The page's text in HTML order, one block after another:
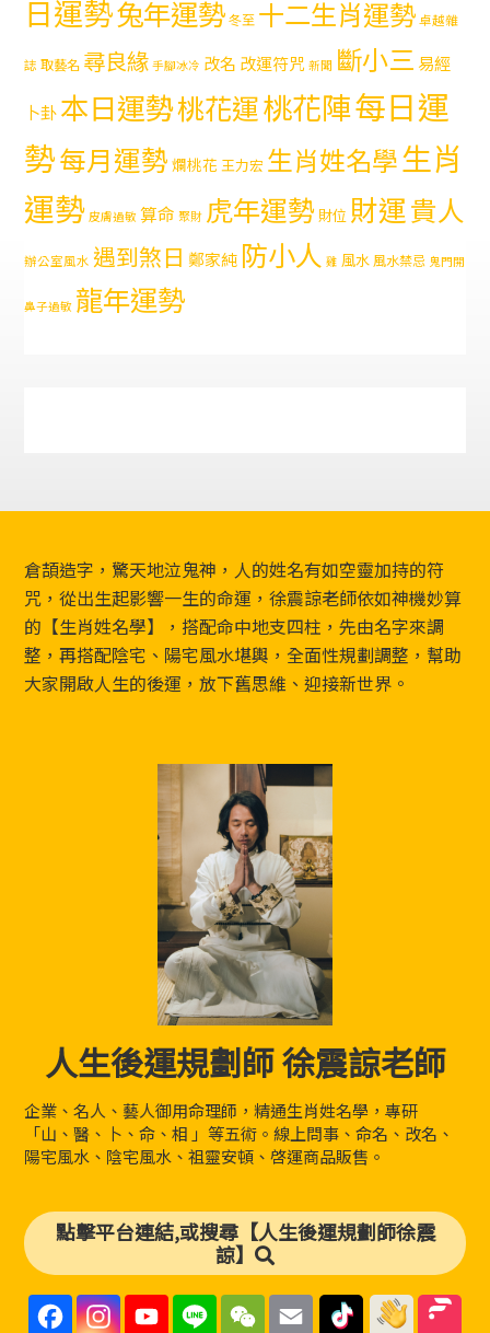
日運勢兔年運勢冬至 十二生肖運勢 卓越雜
誌 取藝名 尋良緣 手腳冰冷 改名 改運符咒 新聞 斷小三易經
卜卦本日運勢桃花運桃花陣每日運
勢每月運勢 爛桃花 王力宏 生肖姓名學生肖
運勢 皮膚過敏 算命 聚財 虎年運勢 財位 財運貴人
辦公室風水 遇到煞日 鄭家純 防小人 雞 風水風水禁忌 鬼門開
鼻子過敏 龍年運勢
Footer
倉頡造字，驚天地泣鬼神，人的姓名有如空靈加持的符
咒，從出生起影響一生的命運，徐震諒老師依如神機妙算
的【生肖姓名學】，搭配命中地支四柱，先由名字來調
整，再搭配陰宅、陽宅風水堪輿，全面性規劃調整，幫助
大家開啟人生的後運，放下舊思維、迎接新世界。
人生後運規劃師 徐震諒老師
企業、名人、藝人御用命理師，精通生肖姓名學，專研
「山、醫、卜、命、相 」等五術。線上問事、命名、改名、
陽宅風水、陰宅風水、祖靈安頓、啓運商品販售。
點擊平台連結,或搜尋【人生後運規劃師徐震
諒】
F
a
I Y L W E